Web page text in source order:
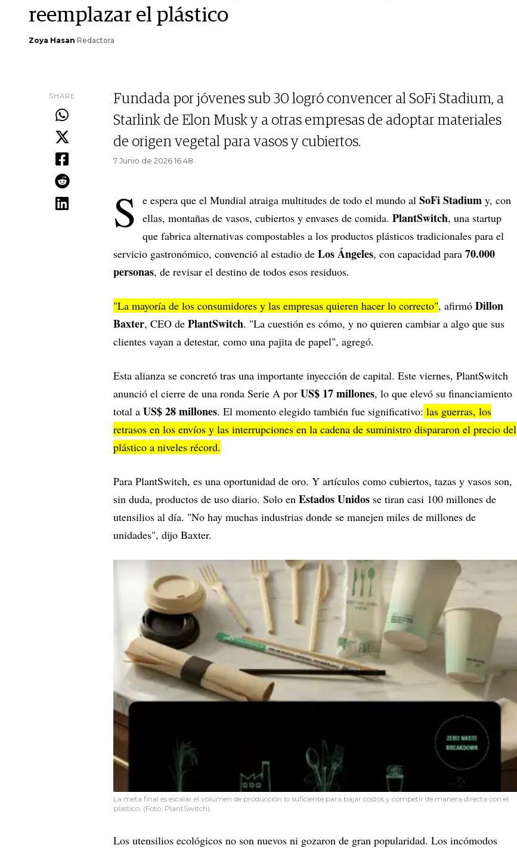
reemplazar el plástico
Zoya Hasan Redactora
SHARE
Fundada por jóvenes sub 30 logró convencer al SoFi Stadium, a
Starlink de Elon Musk y a otras empresas de adoptar materiales
de origen vegetal para vasos y cubiertos.
7 Junio de 2026 16.48
S e espera que el Mundial atraiga multitudes de todo el mundo al SoFi Stadium y, con
ellas, montañas de vasos, cubiertos y envases de comida. PlantSwitch, una startup
que fabrica alternativas compostables a los productos plásticos tradicionales para el
servicio gastronómico, convenció al estadio de Los Ángeles, con capacidad para 70.000
personas, de revisar el destino de todos esos residuos.
"La mayoría de los consumidores y las empresas quieren hacer lo correcto", afirmó Dillon
Baxter, CEO de PlantSwitch. "La cuestión es cómo, y no quieren cambiar a algo que sus
clientes vayan a detestar, como una pajita de papel", agregó.
Esta alianza se concretó tras una importante inyección de capital. Este viernes, PlantSwitch
anunció el cierre de una ronda Serie A por US$ 17 millones, lo que elevó su financiamiento
total a US$ 28 millones. El momento elegido también fue significativo: las guerras, los
retrasos en los envíos y las interrupciones en la cadena de suministro dispararon el precio del
plástico a niveles récord.
Para PlantSwitch, es una oportunidad de oro. Y artículos como cubiertos, tazas y vasos son,
sin duda, productos de uso diario. Solo en Estados Unidos se tiran casi 100 millones de
utensilios al día. "No hay muchas industrias donde se manejen miles de millones de
unidades", dijo Baxter.
La meta final es escalar el volumen de producción lo suficiente para bajar costos y competir de manera directa con el
plástico. (Foto: PlantSwitch).
Los utensilios ecológicos no son nuevos ni gozaron de gran popularidad. Los incómodos